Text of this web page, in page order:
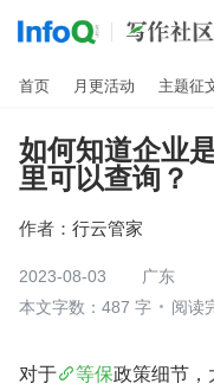
首页 月更活动 主题征
如何知道企业
里可以查询？
作者： 行云管家
2023-08-03
广东
本文字数：487 字
阅读
对于 等保政策细节